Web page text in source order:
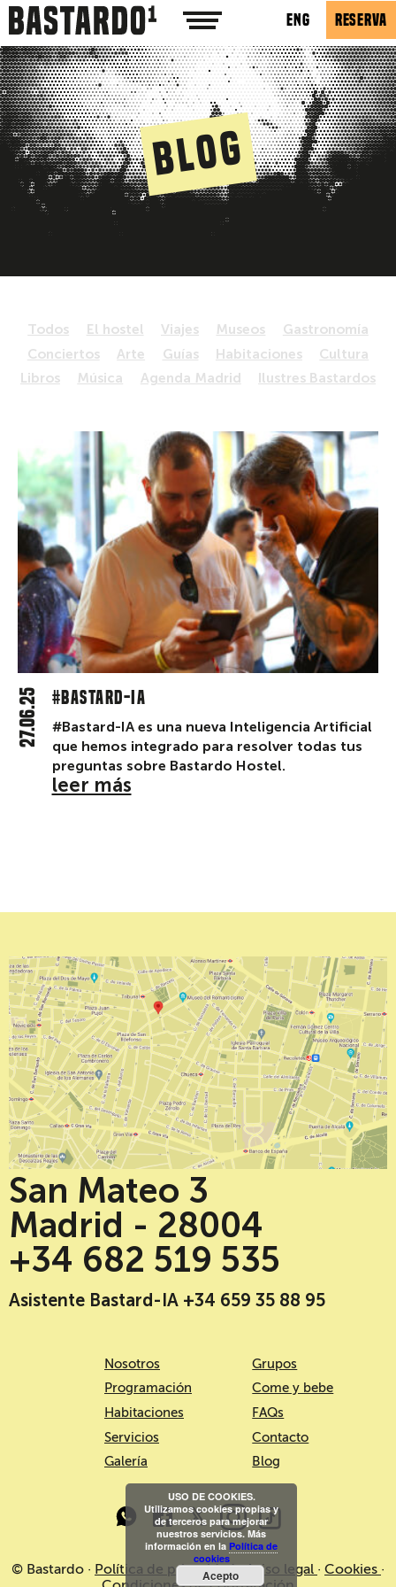
ENG RESERVA
Blog
Todos El hostel Viajes Museos
Gastronomía
Conciertos
Arte Guías Habitaciones
Cultura
Libros
Música Agenda Madrid Ilustres Bastardos
#BASTARD-IA
27.06.25
#Bastard-IA es una nueva Inteligencia Artificial
que hemos integrado para resolver todas tus
preguntas sobre Bastardo Hostel.
leer más
San Mateo 3
Madrid - 28004
+34 682 519 535
Asistente Bastard-IA +34 659 35 88 95
Nosotros
Programación
Habitaciones
Servicios
Galería
Grupos
Come y bebe
FAQs
Contacto
Blog
© Bastardo · Política de privacidad·Aviso legal · Cookies ·
USO DE COOKIES.
Utilizamos cookies propias y
de terceros para mejorar
nuestros servicios. Más
información en la Política de
cookies
Acepto